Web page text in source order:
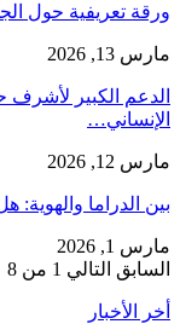
ورقة تعريفية حول
مارس 13, 2026
الدعم الكبير
الإنساني…
مارس 12, 2026
بين الدراما
مارس 1, 2026
السابق التالي 1 من 8
أخر الأخبار